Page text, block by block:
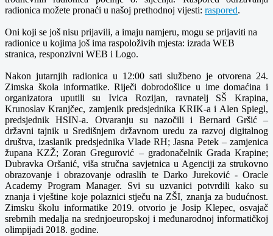
radionica možete pronaći u našoj prethodnoj vijesti: raspored.
Oni koji se još nisu prijavili, a imaju namjeru, mogu se prijaviti na
radionice u kojima još ima raspoloživih mjesta: izrada WEB
stranica, responzivni WEB i Logo.
Nakon jutarnjih radionica u 12:00 sati službeno je otvorena 24.
Zimska škola informatike. Riječi dobrodošlice u ime domaćina i
organizatora uputili su Ivica Rozijan, ravnatelj SŠ Krapina,
Krunoslav Kranjčec, zamjenik predsjednika KRIK-a i Alen Spiegl,
predsjednik HSIN-a. Otvaranju su nazočili i Bernard Gršić –
državni tajnik u Središnjem državnom uredu za razvoj digitalnog
društva, izaslanik predsjednika Vlade RH; Jasna Petek – zamjenica
župana KZŽ; Zoran Gregurović – gradonačelnik Grada Krapine;
Dubravka Oršanić, viša stručna savjetnica u Agenciji za strukovno
obrazovanje i obrazovanje odraslih te Darko Jureković - Oracle
Academy Program Manager. Svi su uzvanici potvrdili kako su
znanja i vještine koje polaznici stječu na ZŠI, znanja za budućnost.
Zimsku školu informatike 2019. otvorio je Josip Klepec, osvajač
srebrnih medalja na srednjoeuropskoj i međunarodnoj informatičkoj
olimpijadi 2018. godine.